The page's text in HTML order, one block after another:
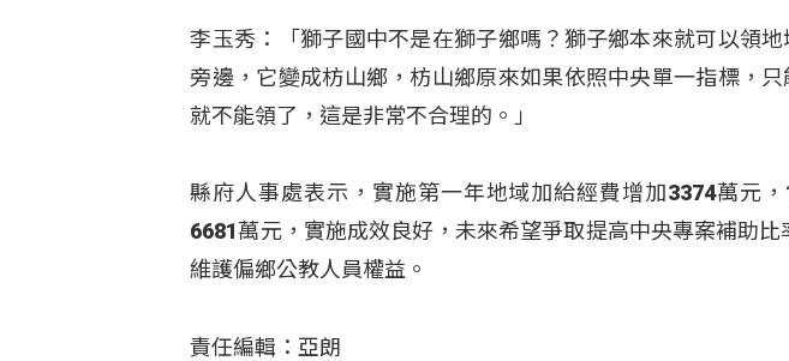
李玉秀：「獅子國中不是在獅子鄉嗎？獅子鄉本來就可以領
旁邊，它變成枋山鄉，枋山鄉原來如果依照中央單一指標，
就不能領了，這是非常不合理的。」
縣府人事處表示，實施第一年地域加給經費增加3374萬元
6681萬元，實施成效良好，未來希望爭取提高中央專案補助
維護偏鄉公教人員權益。
責任編輯：亞朗